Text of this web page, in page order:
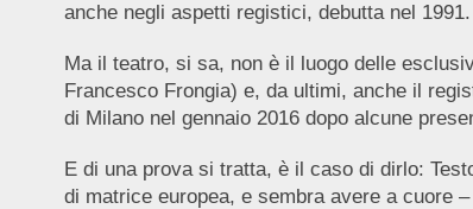
anche negli aspetti registici, debutta nel 1991.
Ma il teatro, si sa, non è il luogo delle
Francesco Frongia) e, da ultimi, anche il
di Milano nel gennaio 2016 dopo alcune
E di una prova si tratta, è il caso di dirlo:
di matrice europea, e sembra avere a cuore